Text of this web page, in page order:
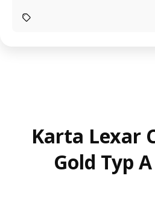
Karta Lexar
Gold Typ